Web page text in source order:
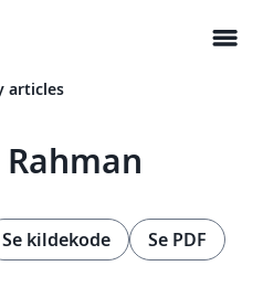
menu
articles
Se kildekode Se PDF